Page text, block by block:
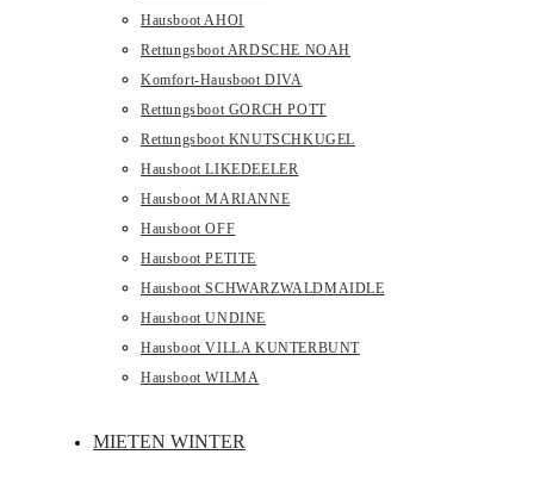
Hausboot AHOI
Rettungsboot ARDSCHE NOAH
Komfort-Hausboot DIVA
Rettungsboot GORCH POTT
Rettungsboot KNUTSCHKUGEL
Hausboot LIKEDEELER
Hausboot MARIANNE
Hausboot OFF
Hausboot PETITE
Hausboot SCHWARZWALDMAIDLE
Hausboot UNDINE
Hausboot VILLA KUNTERBUNT
Hausboot WILMA
MIETEN WINTER